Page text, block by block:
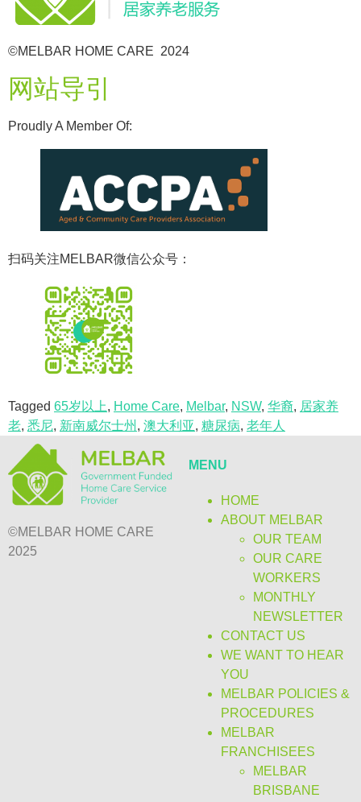
©MELBAR HOME CARE 2024
网站导引
Proudly A Member Of:
扫码关注MELBAR微信公众号：
Tagged 65岁以上, Home Care, Melbar, NSW, 华裔, 居家养
老, 悉尼, 新南威尔士州 , 澳大利亚, 糖尿病, 老年人
©MELBAR HOME CARE
2025
MENU
HOME
ABOUT MELBAR
OUR TEAM
OUR CARE
WORKERS
MONTHLY
NEWSLETTER
CONTACT US
WE WANT TO HEAR
YOU
MELBAR POLICIES &
PROCEDURES
MELBAR
FRANCHISEES
MELBAR
BRISBANE